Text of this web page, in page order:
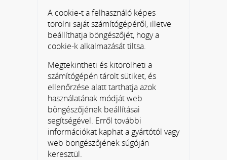
A cookie-t a felhasználó képes
törölni saját számítógépéről, illetve
beállíthatja böngészőjét, hogy a
cookie-k alkalmazását tiltsa.
Megtekintheti és kitörölheti a
számítógépén tárolt sütiket, és
ellenőrzése alatt tarthatja azok
használatának módját web
böngészőjének beállításai
segítségével. Erről további
információkat kaphat a gyártótól vagy
web böngészőjének súgóján
keresztül.